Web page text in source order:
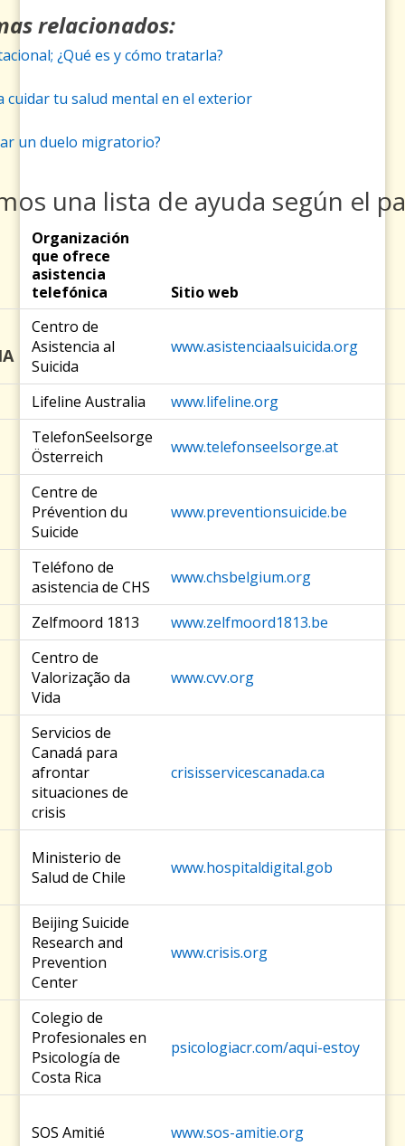
relacionados:
¿Qué es y cómo tratarla?
cuidar tu salud mental en el exterior
un duelo migratorio?
una lista de ayuda según el
Organización
que ofrece
asistencia
telefónica
Sitio web
Centro de
Asistencia al
Suicida
www.asistenciaalsuicida.org
Lifeline Australia
www.lifeline.org
TelefonSeelsorge
Österreich
www.telefonseelsorge.at
Centre de
Prévention du
Suicide
www.preventionsuicide.be
Teléfono de
asistencia de CHS
www.chsbelgium.org
Zelfmoord 1813
www.zelfmoord1813.be
Centro de
Valorização da
Vida
www.cvv.org
Servicios de
Canadá para
afrontar
situaciones de
crisis
crisisservicescanada.ca
Ministerio de
Salud de Chile
www.hospitaldigital.gob
Beijing Suicide
Research and
Prevention
Center
www.crisis.org
Colegio de
Profesionales en
Psicología de
Costa Rica
psicologiacr.com/aqui-estoy
SOS Amitié www.sos-amitie.org